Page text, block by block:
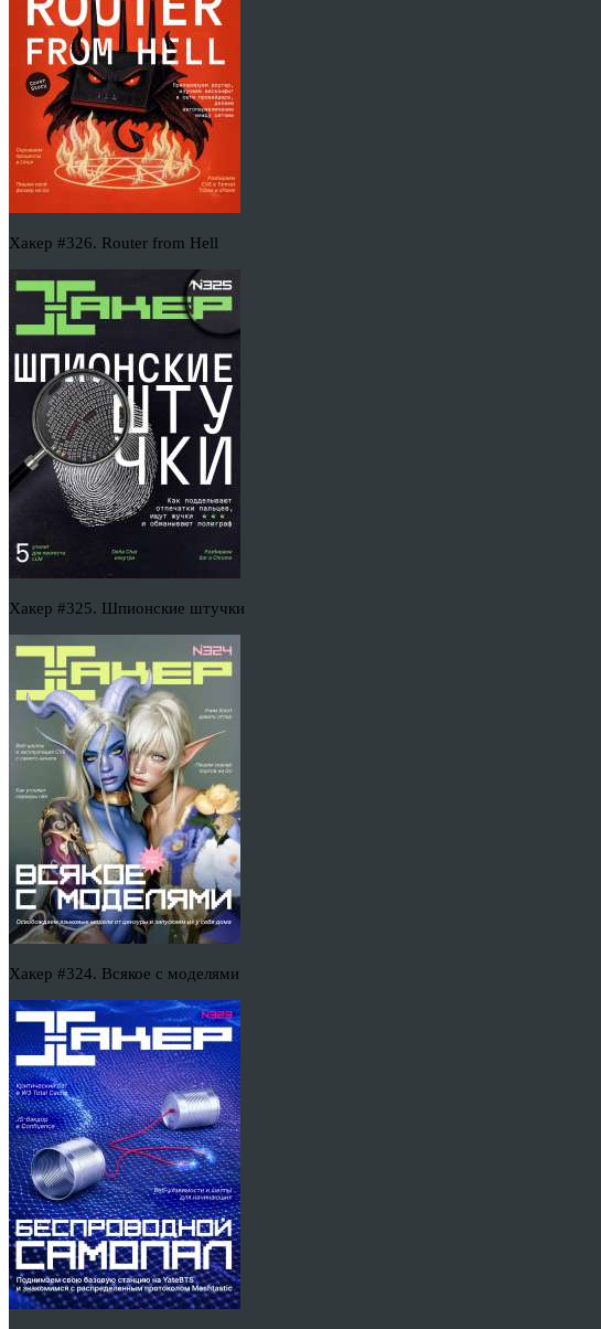
Хакер #326. Router from Hell
Хакер #325. Шпионские штучки
Хакер #324. Всякое с моделями